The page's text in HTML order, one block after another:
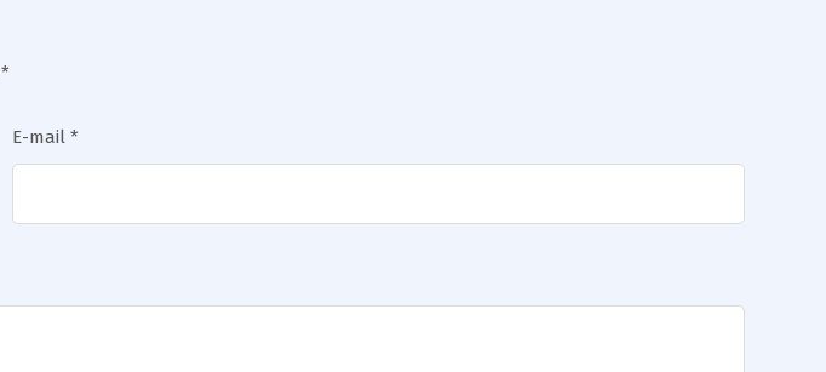
*
E-mail *